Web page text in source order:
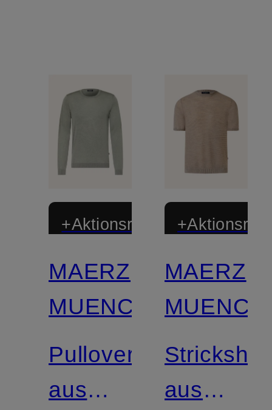
+Aktionsrabatt
MAERZ
MUENCHEN
Pullover
aus
MAERZ
Strickshirt
aus